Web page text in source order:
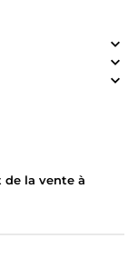
de la vente à